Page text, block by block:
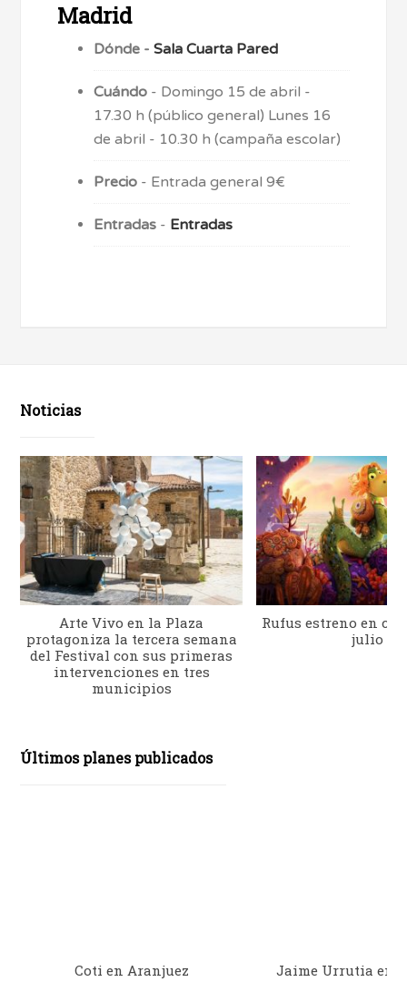
Madrid
Dónde -Sala Cuarta Pared
Cuándo - Domingo 15 de abril -
17.30 h (público general) Lunes 16
de abril - 10.30 h (campaña escolar)
Precio - Entrada general 9€
Entradas - Entradas
Noticias
Arte Vivo en la Plaza
protagoniza la tercera semana
del Festival con sus primeras
intervenciones en tres
municipios
Rufus estreno en
julio
Últimos planes publicados
Coti en Aranjuez Jaime Urrutia en